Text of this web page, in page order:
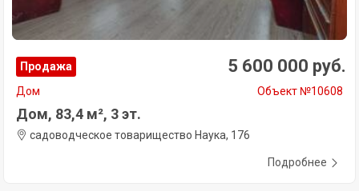
Продажа 5 600 000 руб.
Дом Объект №10608
Дом, 83,4 м², 3 эт.
садоводческое товарищество Наука, 176
Подробнее